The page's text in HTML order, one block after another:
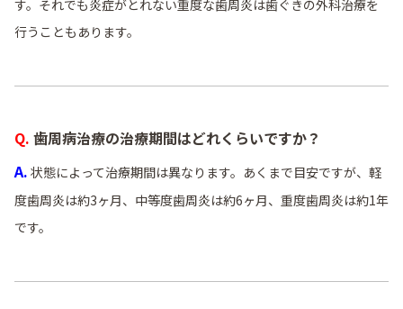
す。それでも炎症がとれない重度な歯周炎は歯ぐきの外科治療を
行うこともあります。
Q. 歯周病治療の治療期間はどれくらいですか？
A. 状態によって治療期間は異なります。あくまで目安ですが、軽
度歯周炎は約3ヶ月、中等度歯周炎は約6ヶ月、重度歯周炎は約1年
です。